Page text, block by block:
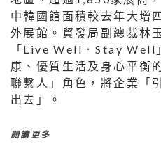
中韓國館面積較去年大增
外展館。貿發局副總裁林
「Live Well．Stay Well
康、優質生活及身心平衡
聯繫人」角色，將企業「
出去」。
閱讀更多